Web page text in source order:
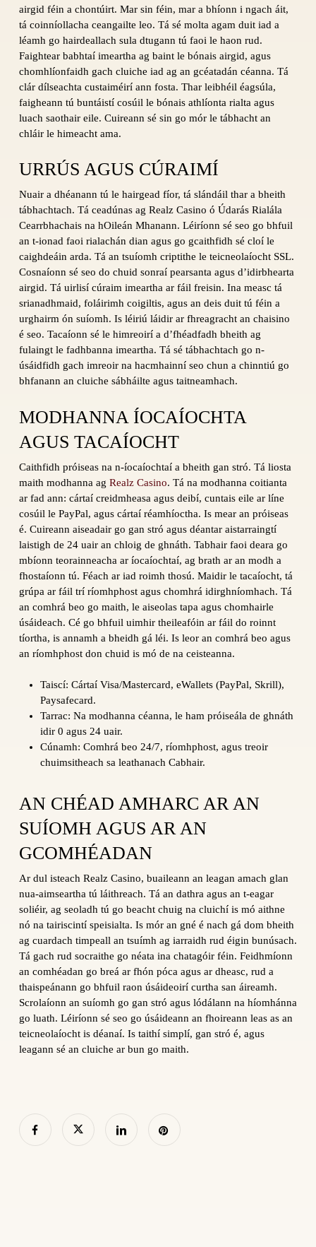
airgid féin a chontúirt. Mar sin féin, mar a bhíonn i ngach áit,
tá coinníollacha ceangailte leo. Tá sé molta agam duit iad a
léamh go hairdeallach sula dtugann tú faoi le haon rud.
Faightear babhtaí imeartha ag baint le bónais airgid, agus
chomhlíonfaidh gach cluiche iad ag an gcéatadán céanna. Tá
clár dílseachta custaiméirí ann fosta. Thar leibhéil éagsúla,
faigheann tú buntáistí cosúil le bónais athlíonta rialta agus
luach saothair eile. Cuireann sé sin go mór le tábhacht an
chláir le himeacht ama.
URRÚS AGUS CÚRAIMÍ
Nuair a dhéanann tú le hairgead fíor, tá slándáil thar a bheith
tábhachtach. Tá ceadúnas ag Realz Casino ó Údarás Rialála
Cearrbhachais na hOileán Mhanann. Léiríonn sé seo go bhfuil
an t-ionad faoi rialachán dian agus go gcaithfidh sé cloí le
caighdeáin arda. Tá an tsuíomh criptithe le teicneolaíocht SSL.
Cosnaíonn sé seo do chuid sonraí pearsanta agus d’idirbhearta
airgid. Tá uirlisí cúraim imeartha ar fáil freisin. Ina measc tá
srianadhmaid, foláirimh coigiltis, agus an deis duit tú féin a
urghairm ón suíomh. Is léiriú láidir ar fhreagracht an chaisino
é seo. Tacaíonn sé le himreoirí a d’fhéadfadh bheith ag
fulaingt le fadhbanna imeartha. Tá sé tábhachtach go n-
úsáidfidh gach imreoir na hacmhainní seo chun a chinntiú go
bhfanann an cluiche sábháilte agus taitneamhach.
MODHANNA ÍOCAÍOCHTA
AGUS TACAÍOCHT
Caithfidh próiseas na n-íocaíochtaí a bheith gan stró. Tá liosta
maith modhanna ag Realz Casino. Tá na modhanna coitianta
ar fad ann: cártaí creidmheasa agus deibí, cuntais eile ar líne
cosúil le PayPal, agus cártaí réamhíoctha. Is mear an próiseas
é. Cuireann aiseadair go gan stró agus déantar aistarraingtí
laistigh de 24 uair an chloig de ghnáth. Tabhair faoi deara go
mbíonn teorainneacha ar íocaíochtaí, ag brath ar an modh a
fhostaíonn tú. Féach ar iad roimh thosú. Maidir le tacaíocht, tá
grúpa ar fáil trí ríomhphost agus chomhrá idirghníomhach. Tá
an comhrá beo go maith, le aiseolas tapa agus chomhairle
úsáideach. Cé go bhfuil uimhir theileafóin ar fáil do roinnt
tíortha, is annamh a bheidh gá léi. Is leor an comhrá beo agus
an ríomhphost don chuid is mó de na ceisteanna.
Taiscí: Cártaí Visa/Mastercard, eWallets (PayPal, Skrill),
Paysafecard.
Tarrac: Na modhanna céanna, le ham próiseála de ghnáth
idir 0 agus 24 uair.
Cúnamh: Comhrá beo 24/7, ríomhphost, agus treoir
chuimsitheach sa leathanach Cabhair.
AN CHÉAD AMHARC AR AN
SUÍOMH AGUS AR AN
GCOMHÉADAN
Ar dul isteach Realz Casino, buaileann an leagan amach glan
nua-aimseartha tú láithreach. Tá an dathra agus an t-eagar
soliéir, ag seoladh tú go beacht chuig na cluichí is mó aithne
nó na tairiscintí speisialta. Is mór an gné é nach gá dom bheith
ag cuardach timpeall an tsuímh ag iarraidh rud éigin bunúsach.
Tá gach rud socraithe go néata ina chatagóir féin. Feidhmíonn
an comhéadan go breá ar fhón póca agus ar dheasc, rud a
thaispeánann go bhfuil raon úsáideoirí curtha san áireamh.
Scrolaíonn an suíomh go gan stró agus lódálann na híomhánna
go luath. Léiríonn sé seo go úsáideann an fhoireann leas as an
teicneolaíocht is déanaí. Is taithí simplí, gan stró é, agus
leagann sé an cluiche ar bun go maith.